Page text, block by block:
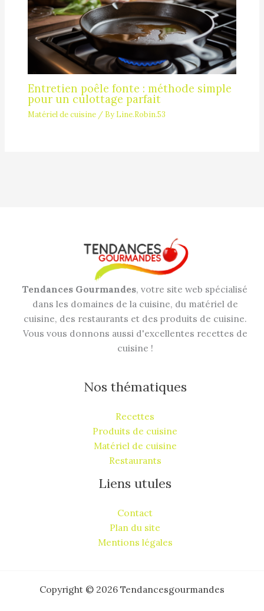
Entretien poêle fonte : méthode simple
pour un culottage parfait
Matériel de cuisine / By Line.Robin.53
Tendances Gourmandes, votre site web spécialisé
dans les domaines de la cuisine, du matériel de
cuisine, des restaurants et des produits de cuisine.
Vous vous donnons aussi d'excellentes recettes de
cuisine !
Nos thématiques
Recettes
Produits de cuisine
Matériel de cuisine
Restaurants
Liens utules
Contact
Plan du site
Mentions légales
Copyright © 2026 Tendancesgourmandes